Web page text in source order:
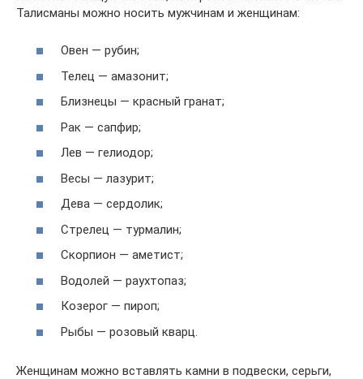
Талисманы можно носить мужчинам и женщинам:
Овен — рубин;
Телец — амазонит;
Близнецы — красный гранат;
Рак — сапфир;
Лев — гелиодор;
Весы — лазурит;
Дева — сердолик;
Стрелец — турмалин;
Скорпион — аметист;
Водолей — раухтопаз;
Козерог — пироп;
Рыбы — розовый кварц.
Женщинам можно вставлять камни в подвески, серьги,